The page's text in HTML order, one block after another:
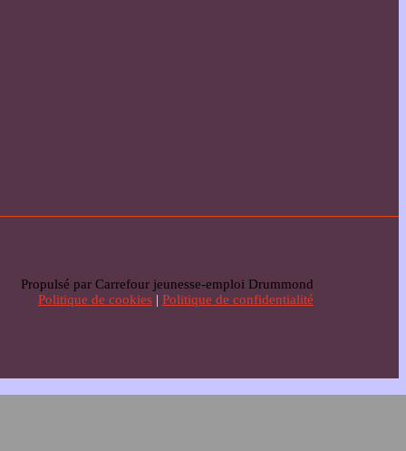
Propulsé par Carrefour jeunesse-emploi Drummond
Politique de cookies | Politique de confidentialité